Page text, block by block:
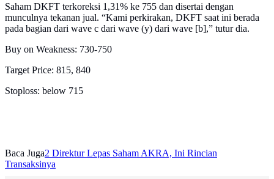
Saham DKFT terkoreksi 1,31% ke 755 dan disertai dengan
munculnya tekanan jual. “Kami perkirakan, DKFT saat ini berada
pada bagian dari wave c dari wave (y) dari wave [b],” tutur dia.
Buy on Weakness: 730-750
Target Price: 815, 840
Stoploss: below 715
Baca Juga2 Direktur Lepas Saham AKRA, Ini Rincian
Transaksinya